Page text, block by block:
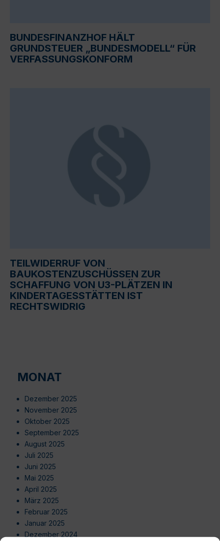
BUNDESFINANZHOF HÄLT
GRUNDSTEUER „BUNDESMODELL“ FÜR
VERFASSUNGSKONFORM
TEILWIDERRUF VON
BAUKOSTENZUSCHÜSSEN ZUR
SCHAFFUNG VON U3-PLÄTZEN IN
KINDERTAGESSTÄTTEN IST
RECHTSWIDRIG
MONAT
Dezember 2025
November 2025
Oktober 2025
September 2025
August 2025
Juli 2025
Juni 2025
Mai 2025
April 2025
März 2025
Februar 2025
Januar 2025
Dezember 2024